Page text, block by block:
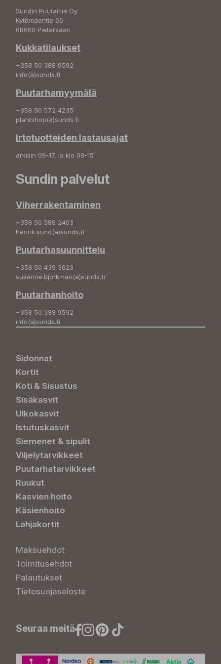
Sundin Puutarha Oy
Kytömäentie 66
68660 Pietarsaari
Kukkatilaukset
+358 50 388 9592
info(a)sunds.fi
Puutarhamyymälä
+358 50 572 4235
plantshop(a)sunds.fi
Irtotuotteiden lastausajat
arkisin 09-17, la klo 09-15
Sundin palvelut
Viherrakentaminen
+358 50 589 2403
henrik.sund(a)sunds.fi
Puutarhasuunnittelu
+358 50 439 3623
susanne.bjorkman(a)sunds.fi
Puutarhanhoito
+358 50 388 9592
info(a)sunds.fi
Sidonnat
Kortit
Koti & Sisustus
Sisäkasvit
Ulkokasvit
Istutuskasvit
Siemenet & sipulit
Viljelytarvikkeet
Puutarhatarvikkeet
Ruukut
Kasvien hoito
Käsienhoito
Lahjakortit
Maksuehdot
Toimitusehdot
Palautukset
Tietosuojaseloste
Seuraa meitä